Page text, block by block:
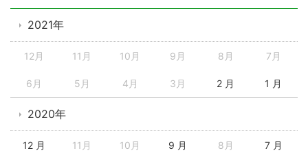
2021年
12月 11月 10月 9月 8月 7月
6月 5月 4月 3月 2 月 1 月
2020年
12 月 11月 10月 9 月 8月 7 月